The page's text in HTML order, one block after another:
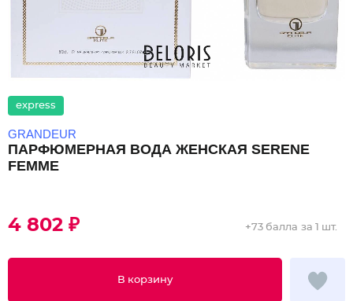
express
GRANDEUR
ПАРФЮМЕРНАЯ ВОДА ЖЕНСКАЯ SERENE
FEMME
4 802 ₽
В корзину
+73 балла за 1 шт.